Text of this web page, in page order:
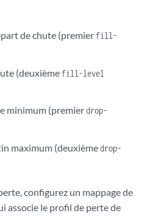
de chute (premier fill-
(deuxième fill-level
minimum (premierdrop-
maximum (deuxièmedrop-
configurez un mappage de
associe le profil de perte de